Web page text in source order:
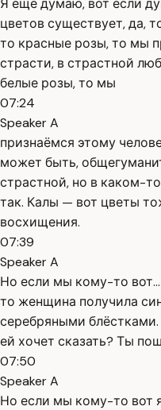
Я ещё думаю, вот если
цветов существует, да,
то красные розы, то мы
страсти, в страстной
белые розы, то мы
07:24
Speaker A
признаёмся этому
может быть,
страстной, но в каком-
так. Калы — вот цветы
восхищения.
07:39
Speaker A
Но если мы кому-то
то женщина получила
серебряными
ей хочет сказать? Ты
07:50
Speaker A
Но если мы кому-то вот